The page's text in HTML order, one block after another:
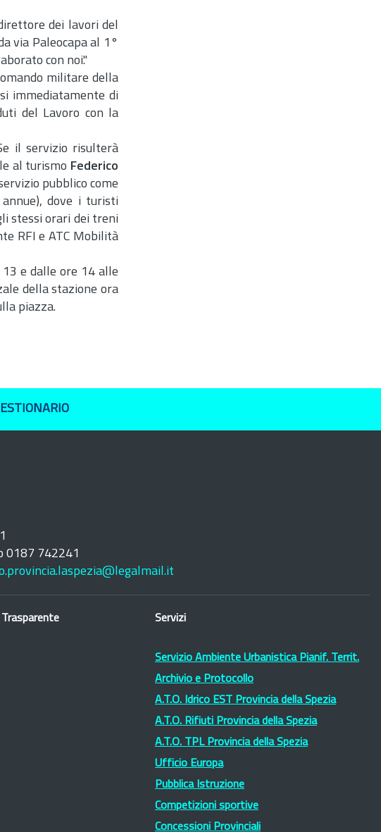
dei lavori del
via Paleocapa al 1°
con noi."
militare della
immediatamente di
del Lavoro con la
il servizio risulterà
al turismo Federico
pubblico come
dove i turisti
stessi orari dei treni
RFI e ATC Mobilità
e dalle ore 14 alle
della stazione ora
piazza.
0187 742241
Servizi
Servizio Ambiente Urbanistica Pianif. Territ.
Archivio e Protocollo
A.T.O. Idrico EST Provincia della Spezia
A.T.O. Rifiuti Provincia della Spezia
A.T.O. TPL Provincia della Spezia
Ufficio Europa
Pubblica Istruzione
Competizioni sportive
Concessioni Provinciali